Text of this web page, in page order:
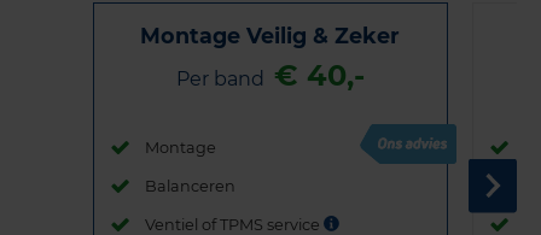
Montage Veilig & Zeker
Per band € 40,-
Montage
Balanceren
Ventiel of TPMS service